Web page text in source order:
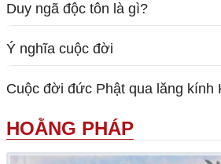
Duy ngã độc tôn là gì?
Ý nghĩa cuộc đời
Cuộc đời đức Phật qua lăng kính
HOẰNG PHÁP